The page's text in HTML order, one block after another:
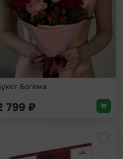
Богема
799 ₽
в избранное